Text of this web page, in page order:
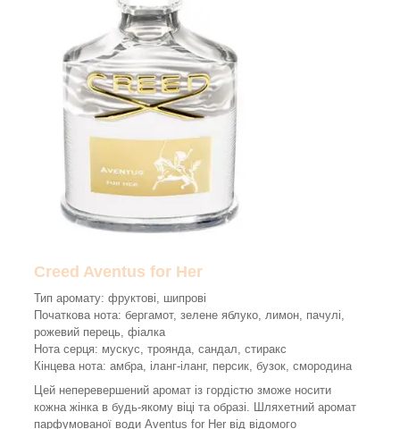
Creed Aventus for Her
Тип аромату: фруктові, шипрові
Початкова нота: бергамот, зелене яблуко, лимон, пачулі,
рожевий перець, фіалка
Нота серця: мускус, троянда, сандал, стиракс
Кінцева нота: амбра, іланг-іланг, персик, бузок, смородина
Цей неперевершений аромат із гордістю зможе носити
кожна жінка в будь-якому віці та образі. Шляхетний аромат
парфумованої води Aventus for Her від відомого